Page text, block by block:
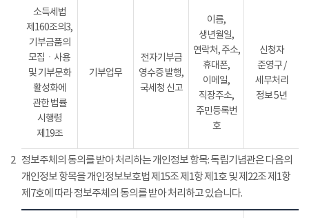
소득세법
제160조의3,
기부금품의
모집ㆍ사용
및 기부문화
활성화에
관한 법률
시행령
제19조
기부업무
전자기부금
영수증 발행,
국세청 신고
이름,
생년월일,
연락처, 주소,
휴대폰,
이메일,
직장주소,
주민등록번
호
신청자
준영구 /
세무처리
정보 5년
2 정보주체의 동의를 받아 처리하는 개인정보 항목: 독립기념관은 다음의
개인정보 항목을 개인정보보호법 제15조 제1항 제1호 및 제22조 제1항
제7호에 따라 정보주체의 동의를 받아 처리하고 있습니다.